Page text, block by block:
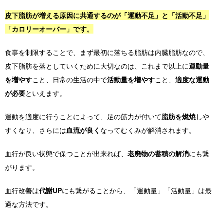
皮下脂肪が増える原因に共通するのが「運動不足」と「活動不足」
「カロリーオーバー」です。
食事を制限することで、まず最初に落ちる脂肪は内臓脂肪なので、
皮下脂肪を落としていくために大切なのは、これまで以上に運動量
を増やすこと、日常の生活の中で活動量を増やすこと、 適度な運動
が必要といえます。
運動を適度に行うことによって、足の筋力が付いて脂肪を燃焼しや
すくなり、さらには血流が良く なってむくみが解消されます。
血行が良い状態で保つことが出来れば、 老廃物の蓄積の解消にも繋
がります。
血行改善は代謝UPにも繋がることから、「運動量」「活動量」は最
適な方法です。